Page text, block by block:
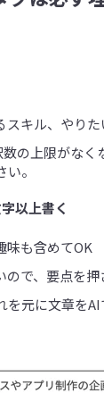
キル、やり
の上限がなく
。
以上書く
味も含めてOK
で、要点を押
元に文章を